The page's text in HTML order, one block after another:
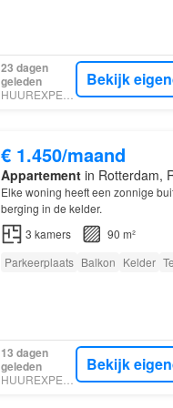
23 dagen
geleden
Bekijk
€ 1.450/maand
Appartementin Rotterdam,
Elke woning heeft een zonnige
berging in de kelder.
3 kamers
90 m²
Parkeerplaats Balkon Kelder
13 dagen
geleden
Bekijk